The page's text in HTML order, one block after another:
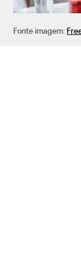
Fonte imagem: